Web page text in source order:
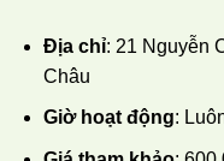
Địa chỉ: 21 Nguyễn
Châu
Giờ hoạt động: